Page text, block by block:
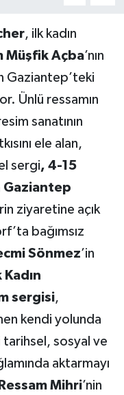
, ilk kadın
Müşfik Açba’nın
Gaziantep’teki
Ünlü ressamın
sanatının
ele alan,
sergi, 4-15
Gaziantep
ziyaretine açık
bağımsız
Sönmez’in
Kadın
sergisi,
kendi yolunda
sosyal ve
aktarmayı
Ressam Mihri’nin